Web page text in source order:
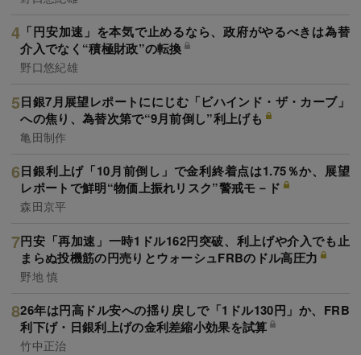
「円安加速」を本気で止めるなら、政府がやるべきは為替
介入でなく“積極財政”の転換
野口悠紀雄
日銀7月展望レポートににじむ「ビハインド・ザ・カーブ」
への焦り、為替次第で“9月前倒し”利上げも
亀田制作
日銀利上げ「10月前倒し」で金利終着点は1.75％か、展望
レポートで鮮明“物価上振れリスク”警戒モ－ド
森田京平
円安「再加速」一時1ドル162円突破、利上げや介入でも止
まらぬ投機筋の円売りとウォーシュFRBのドル高圧力
野地 慎
26年は円高ドル安への揺り戻しで「1ドル130円」か、FRB
利下げ・日銀利上げの金利差縮小効果を試算
竹中正治